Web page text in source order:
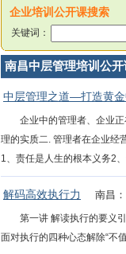
企业培训公开课搜索
关键词：
南昌中层管理培训公开
中层管理之道—打造黄
企业中的管理者、企业
理的实质二. 管理者在企业经
1、责任是人生的根本义务2
解码高效执行力 南昌
第一讲 解读执行的要义
面对执行的四种心态解除“不